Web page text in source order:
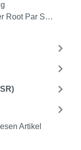
Root Par S…
Artikel